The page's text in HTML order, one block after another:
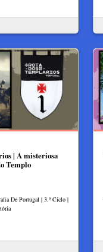
| A misteriosa
Templo
De Portugal | 3.º Ciclo |